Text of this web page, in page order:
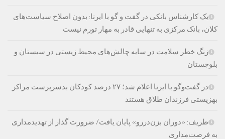
یک کارشناس بانکی در گفت و گو با ایرنا: بدون اصلاح سیاست‌های
کلان، بانک مرکزی به تنهایی قادر به مهار تورم نیست
زنگ خطر سلامت در سایه چالش‌های محیط زیستی در سیستان و
بلوچستان
در گفت‌وگو با ایرنا اعلام شد؛ ۲۷ درصد کودکان بدسرپرست مراکز
بهزیستی فرزندان طلاق هستند
ظریف: «دوران بزن‌دررو» پایان یافت/ ضرورت گذار از تهدیدمداری
به فرصت‌مداری